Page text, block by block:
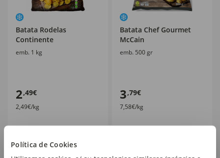
Política de Cookies
Batata Rodelas
Continente
emb. 1 kg
2,49€
2,49€/kg
Batata Chef Gourmet
McCain
emb. 500 gr
3,79€
7,58€/kg